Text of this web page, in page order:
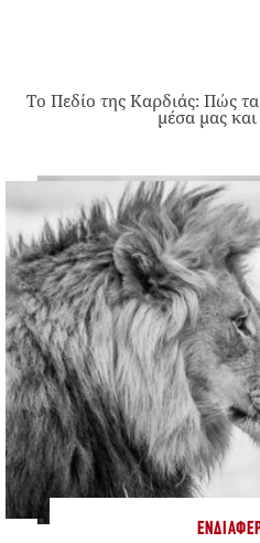
Το Πεδίο της Καρδιάς: Πώς
μέσα μας